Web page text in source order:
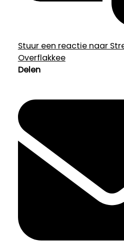
Stuur een reactie naar
Overflakkee
Delen